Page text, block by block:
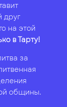
друг
на этой
в Тарту!
за
общины.